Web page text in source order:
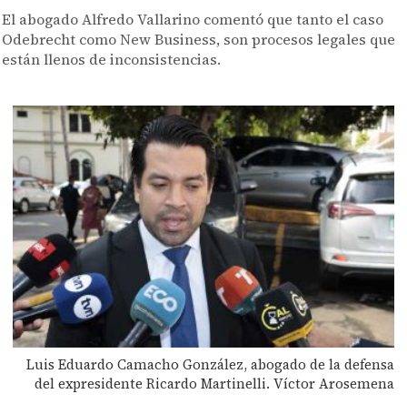
El abogado Alfredo Vallarino comentó que tanto el caso
Odebrecht como New Business, son procesos legales que
están llenos de inconsistencias.
Luis Eduardo Camacho González, abogado de la defensa
del expresidente Ricardo Martinelli. Víctor Arosemena